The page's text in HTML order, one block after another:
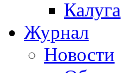
Калуга
Журнал
Новости